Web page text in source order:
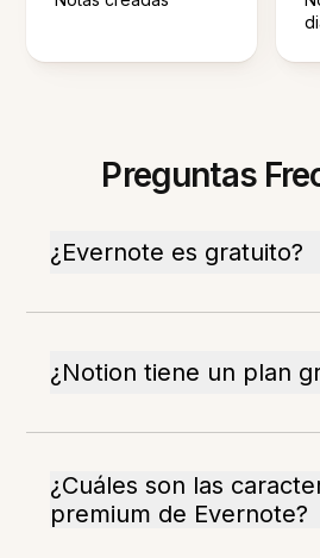
Preguntas
¿Evernote es gratuito?
¿Notion tiene un plan
¿Cuáles son las
premium de Evernote?